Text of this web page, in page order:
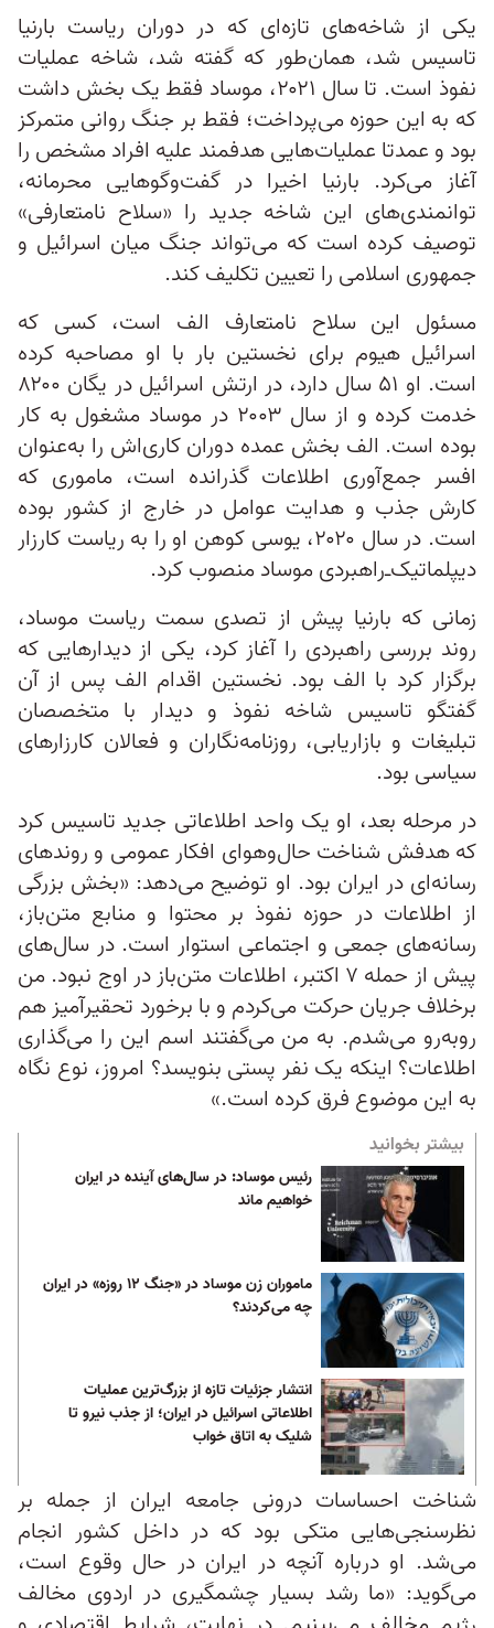
یکی از شاخه‌های تازه‌ای که در دوران ریاست بارنیا
تاسیس شد، همان‌طور که گفته شد، شاخه عملیات
نفوذ است. تا سال ۲۰۲۱، موساد فقط یک بخش داشت
که به این حوزه می‌پرداخت؛ فقط بر جنگ روانی متمرکز
بود و عمدتا عملیات‌هایی هدفمند علیه افراد مشخص را
آغاز می‌کرد. بارنیا اخیرا در گفت‌وگوهایی محرمانه،
توانمندی‌های این شاخه جدید را «سلاح نامتعارفی»
توصیف کرده است که می‌تواند جنگ میان اسرائیل و
جمهوری اسلامی را تعیین تکلیف کند.
مسئول این سلاح نامتعارف الف است، کسی که
اسرائیل هیوم برای نخستین بار با او مصاحبه کرده
است. او ۵۱ سال دارد، در ارتش اسرائیل در یگان ۸۲۰۰
خدمت کرده و از سال ۲۰۰۳ در موساد مشغول به کار
بوده است. الف بخش عمده دوران کاری‌اش را به‌عنوان
افسر جمع‌آوری اطلاعات گذرانده است، ماموری که
کارش جذب و هدایت عوامل در خارج از کشور بوده
است. در سال ۲۰۲۰، یوسی کوهن او را به ریاست کارزار
دیپلماتیک‌ـ‌راهبردی موساد منصوب کرد.
زمانی که بارنیا پیش از تصدی سمت ریاست موساد،
روند بررسی راهبردی را آغاز کرد، یکی از دیدارهایی که
برگزار کرد با الف بود. نخستین اقدام الف پس از آن
گفتگو تاسیس شاخه نفوذ و دیدار با متخصصان
تبلیغات و بازاریابی، روزنامه‌نگاران و فعالان کارزارهای
سیاسی بود.
در مرحله بعد، او یک واحد اطلاعاتی جدید تاسیس کرد
که هدفش شناخت حال‌وهوای افکار عمومی و روندهای
رسانه‌ای در ایران بود. او توضیح می‌دهد: «بخش بزرگی
از اطلاعات در حوزه نفوذ بر محتوا و منابع متن‌باز،
رسانه‌های جمعی و اجتماعی استوار است. در سال‌های
پیش از حمله ۷ اکتبر، اطلاعات متن‌باز در اوج نبود. من
برخلاف جریان حرکت می‌کردم و با برخورد تحقیرآمیز هم
روبه‌رو می‌شدم. به من می‌گفتند اسم این را می‌گذاری
اطلاعات؟ اینکه یک نفر پستی بنویسد؟ امروز، نوع نگاه‌
به این موضوع فرق کرده است.»
بیشتر بخوانید
رئیس موساد: در سال‌های آینده در ایران
خواهیم ماند
ماموران زن موساد در «جنگ ۱۲ روزه» در ایران
چه می‌کردند؟
انتشار جزئیات تازه از بزرگ‌ترین عملیات
اطلاعاتی اسرائیل در ایران؛ از جذب نیرو تا
شلیک به اتاق خواب
شناخت احساسات درونی جامعه ایران از جمله بر
نظرسنجی‌هایی متکی بود که در داخل کشور انجام
می‌شد. او درباره آنچه در ایران در حال وقوع است،
می‌گوید: «ما رشد بسیار چشمگیری در اردوی مخالف